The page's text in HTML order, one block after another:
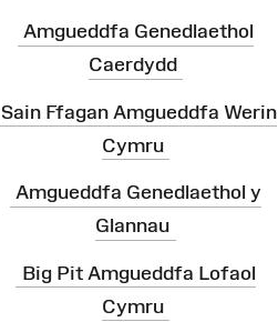
Amgueddfa Genedlaethol
Caerdydd
Sain Ffagan Amgueddfa Werin
Cymru
Amgueddfa Genedlaethol y
Glannau
Big Pit Amgueddfa Lofaol
Cymru